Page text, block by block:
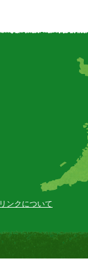
リンクについて